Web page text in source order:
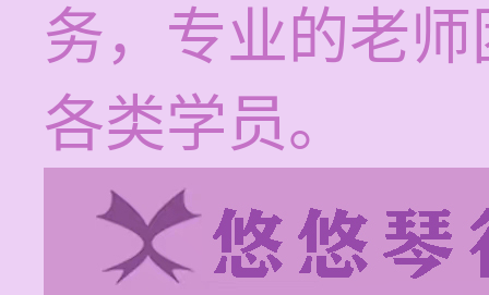
务，专业的老
各类学员。